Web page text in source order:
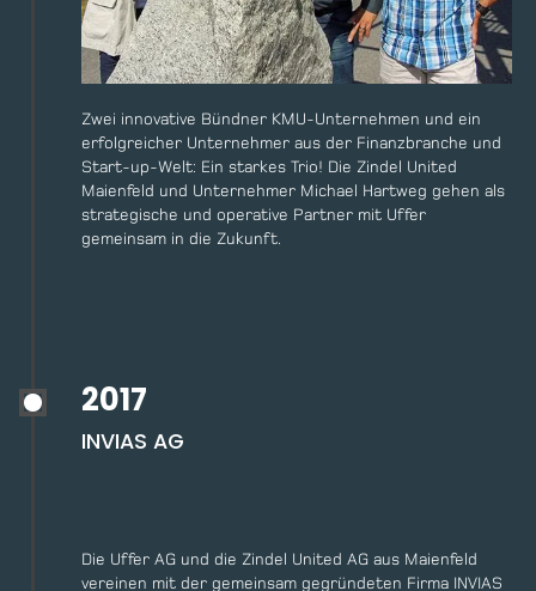
Zwei innovative Bündner KMU-Unternehmen und ein
erfolgreicher Unternehmer aus der Finanzbranche und
Start-up-Welt: Ein starkes Trio! Die Zindel United
Maienfeld und Unternehmer Michael Hartweg gehen als
strategische und operative Partner mit Uffer
gemeinsam in die Zukunft.
2017
INVIAS AG
Die Uffer AG und die Zindel United AG aus Maienfeld
vereinen mit der gemeinsam gegründeten Firma INVIAS